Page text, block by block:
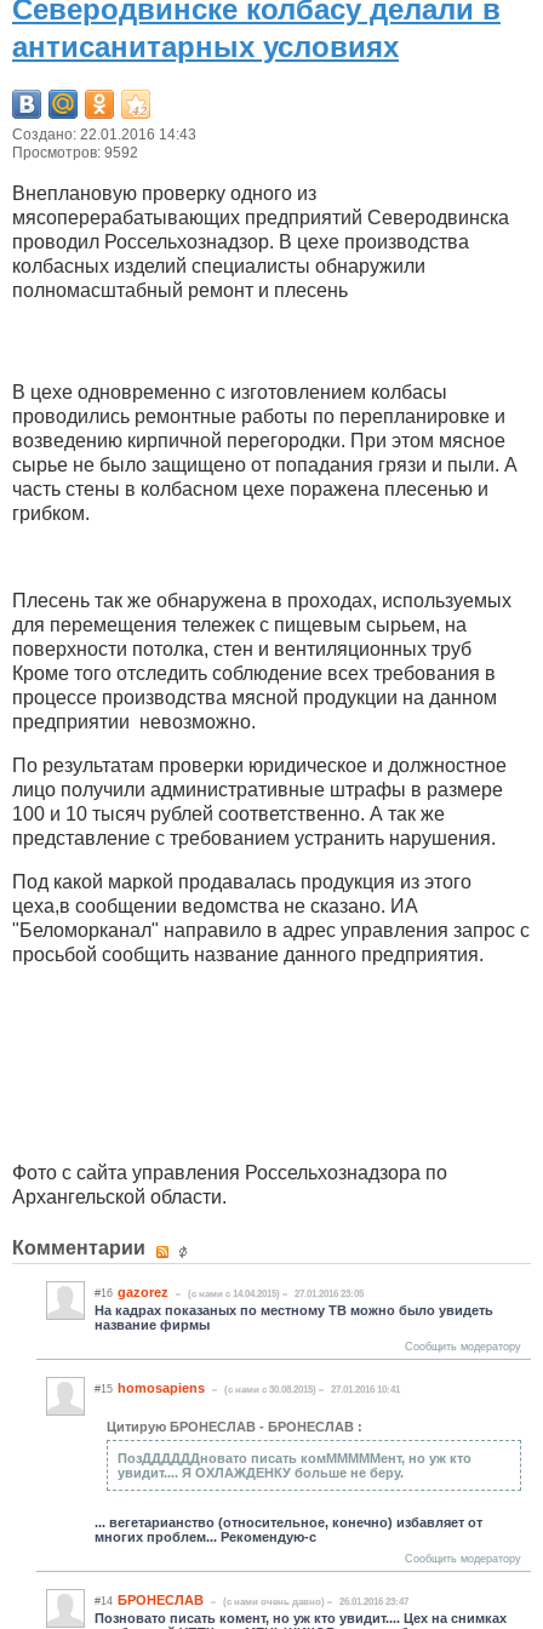
Северодвинске колбасу делали в
антисанитарных условиях
Создано: 22.01.2016 14:43
Просмотров: 9592
Внеплановую проверку одного из
мясоперерабатывающих предприятий Северодвинска
проводил Россельхознадзор. В цехе производства
колбасных изделий специалисты обнаружили
полномасштабный ремонт и плесень
В цехе одновременно с изготовлением колбасы
проводились ремонтные работы по перепланировке и
возведению кирпичной перегородки. При этом мясное
сырье не было защищено от попадания грязи и пыли. А
часть стены в колбасном цехе поражена плесенью и
грибком.
Плесень так же обнаружена в проходах, используемых
для перемещения тележек с пищевым сырьем, на
поверхности потолка, стен и вентиляционных труб
Кроме того отследить соблюдение всех требования в
процессе производства мясной продукции на данном
предприятии невозможно.
По результатам проверки юридическое и должностное
лицо получили административные штрафы в размере
100 и 10 тысяч рублей соответственно. А так же
представление с требованием устранить нарушения.
Под какой маркой продавалась продукция из этого
цеха,в сообщении ведомства не сказано. ИА
"Беломорканал" направило в адрес управления запрос с
просьбой сообщить название данного предприятия.
Фото с сайта управления Россельхознадзора по
Архангельской области.
Комментарии
#16 gazorez (c нами с 14.04.2015) 27.01.2016 23:05
На кадрах показаных по местному ТВ можно было увидеть
название фирмы
Сообщить модератору
#15 homosapiens (c нами с 30.08.2015) 27.01.2016 10:41
Цитирую БРОНЕСЛАВ - БРОНЕСЛАВ :
ПозДДДДДДновато писать комМММММент, но уж кто
увидит.... Я ОХЛАЖДЕНКУ больше не беру.
... вегетарианство (относительное, конечно) избавляет от
многих проблем... Рекомендую-с
Сообщить модератору
#14 БРОНЕСЛАВ (c нами очень давно) 26.01.2016 23:47
Позновато писать комент, но уж кто увидит.... Цех на снимках